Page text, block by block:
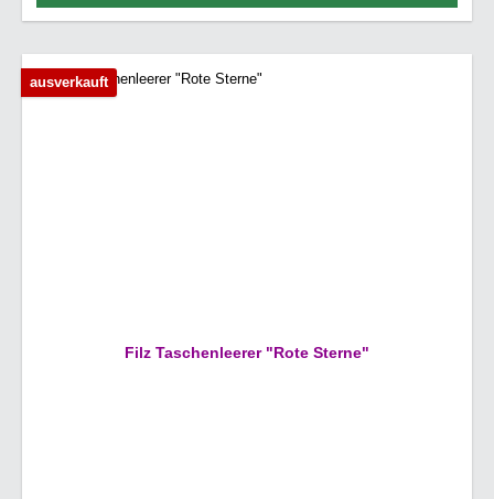
ausverkauft
Filz Taschenleerer "Rote Sterne"